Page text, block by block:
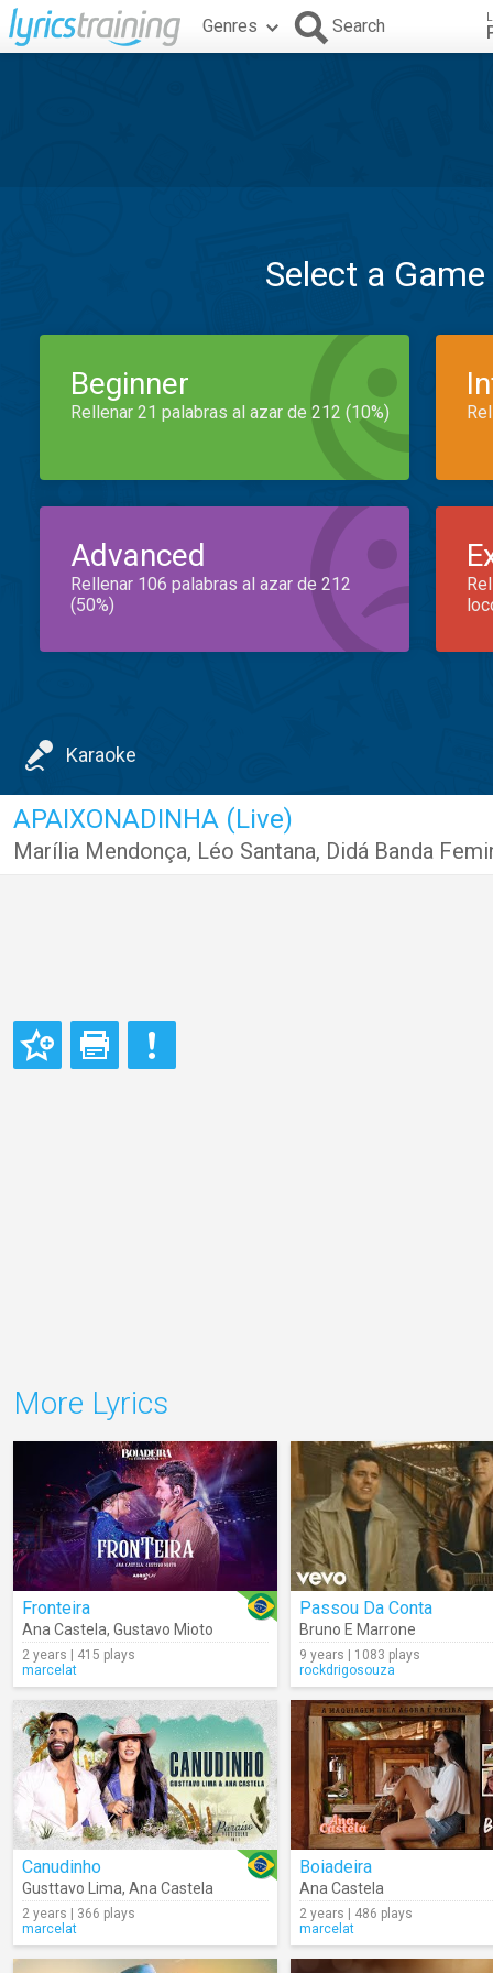
Genres Search
Select a
Beginner
Rellenar 21 palabras al azar de 212 (10%)
Advanced
Rellenar 106 palabras al azar de 212
(50%)
Karaoke
APAIXONADINHA (Live)
Marília Mendonça, Léo Santana, Didá Banda
More Lyrics
Fronteira
Ana Castela, Gustavo Mioto
2 years | 415 plays
marcelat
Passou Da Conta
Bruno E Marrone
9 years | 1083 plays
rockdrigosouza
Canudinho
Gusttavo Lima, Ana Castela
2 years | 366 plays
marcelat
Boiadeira
Ana Castela
2 years | 486 plays
marcelat